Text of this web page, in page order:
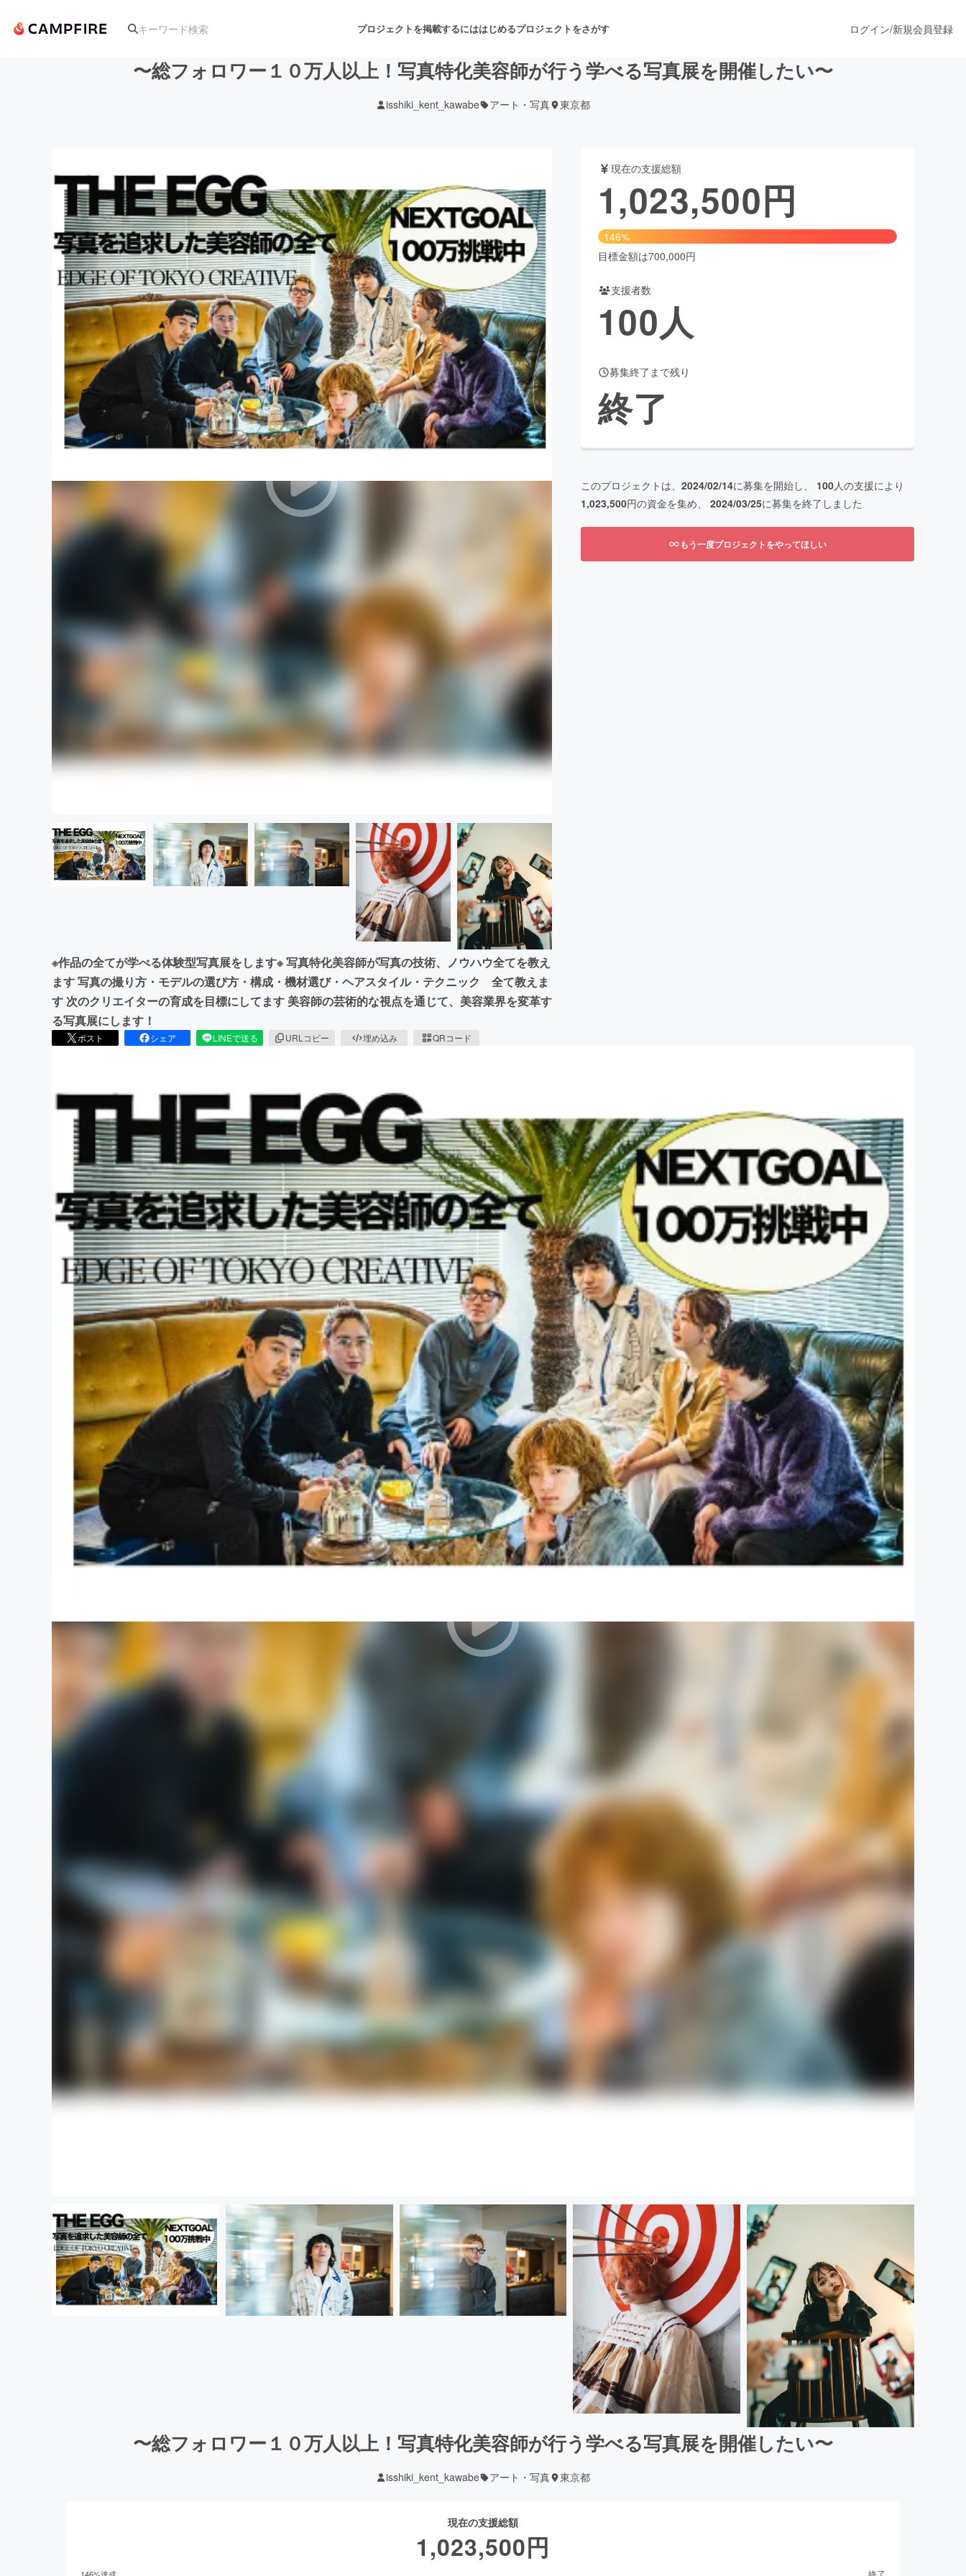
プロジェクトを掲載するにははじめるプロジェクトをさがす
アート・写真 舞台・パフォーマンス
テクノロジー・ガジェット ゲーム・サービス開発 フード・飲食店 ファッション
映像・映画 書籍・雑誌出版 アニメ・漫画
ビジネス・起業 チャレンジ ビューティー・ヘルスケア
まちづくり・地域活性化
CAMPFIRE for Social GoodCAMPFIRE Creation
CAMPFIREふるさと納税machi-yaコミュニティ
ログイン/新規会員登録
〜総フォロワー１０万人以上！写真特化美容師が行う学べる写真展を開催したい〜
isshiki_kent_kawabe アート・写真 東京都
※作品の全てが学べる体験型写真展をします※ 写真特化美容師が写真の技術、ノウハウ全てを教え
ます 写真の撮り方・モデルの選び方・構成・機材選び・ヘアスタイル・テクニック 全て教えま
す 次のクリエイターの育成を目標にしてます 美容師の芸術的な視点を通じて、美容業界を変革す
る写真展にします！
ポスト シェア LINEで送る URLコピー 埋め込み QRコード
現在の支援総額
1,023,500円
146%
目標金額は700,000円
支援者数
100人
募集終了まで残り
終了
このプロジェクトは、 2024/02/14に募集を開始し、 100人の支援により
1,023,500円の資金を集め、 2024/03/25に募集を終了しました
もう一度プロジェクトをやってほしい
〜総フォロワー１０万人以上！写真特化美容師が行う学べる写真展を開催したい〜
isshiki_kent_kawabe アート・写真 東京都
現在の支援総額
1,023,500円